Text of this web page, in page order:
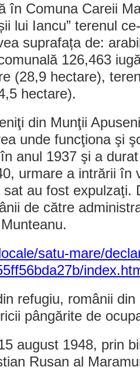
în Comuna Careii
lui Iancu” terenul
suprafața de:
126,463
(28,9 hectare),
hectare).
din Munţii
unde funcţiona şi
anul 1937 şi a
urmare a intrării în
sat au fost
de către
satu-mare/
refugiu, românii
pângărite de
august 1948, prin
Rusan al